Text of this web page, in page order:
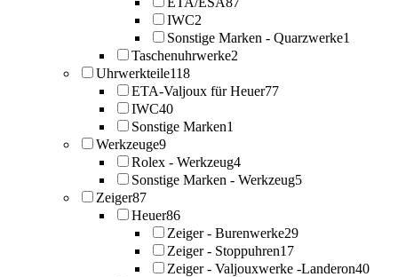
IWC2
Sonstige Marken - Quarzwerke1
Taschenuhrwerke2
Uhrwerkteile118
ETA-Valjoux für Heuer77
IWC40
Sonstige Marken1
Werkzeuge9
Rolex - Werkzeug4
Sonstige Marken - Werkzeug5
Zeiger87
Heuer86
Zeiger - Burenwerke29
Zeiger - Stoppuhren17
Zeiger - Valjouxwerke -Landeron40